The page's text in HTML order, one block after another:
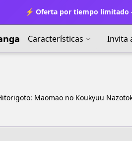
⚡ Oferta por tiempo limitado
Características Invita
Maomao no Koukyuu